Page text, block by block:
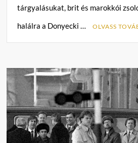
tárgyalásukat, brit és marokkói
halálra a Donyecki …
OLVASS
m
e
t
on
Georg
Spöttle: